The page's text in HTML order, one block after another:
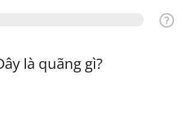
là quãng gì?